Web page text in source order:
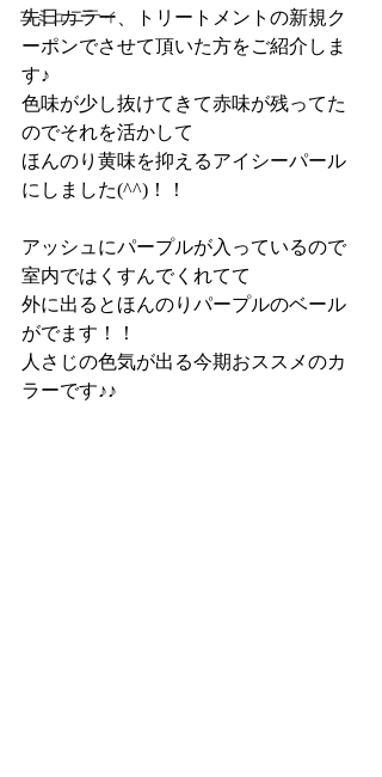
コミュニティ
先日カラー、トリートメントの新規ク
ーポンでさせて頂いた方をご紹介しま
す♪
色味が少し抜けてきて赤味が残ってた
のでそれを活かして
ほんのり黄味を抑えるアイシーパール
にしました(^^)！！
アッシュにパープルが入っているので
室内ではくすんでくれてて
外に出るとほんのりパープルのベール
がでます！！
人さじの色気が出る今期おススメのカ
ラーです♪♪